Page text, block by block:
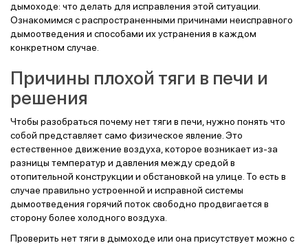
дымоходе: что делать для исправления этой ситуации.
Ознакомимся с распространенными причинами неисправного
дымоотведения и способами их устранения в каждом
конкретном случае.
Причины плохой тяги в печи и
решения
Чтобы разобраться почему нет тяги в печи, нужно понять что
собой представляет само физическое явление. Это
естественное движение воздуха, которое возникает из-за
разницы температур и давления между средой в
отопительной конструкции и обстановкой на улице. То есть в
случае правильно устроенной и исправной системы
дымоотведения горячий поток свободно продвигается в
сторону более холодного воздуха.
Проверить нет тяги в дымоходе или она присутствует можно с